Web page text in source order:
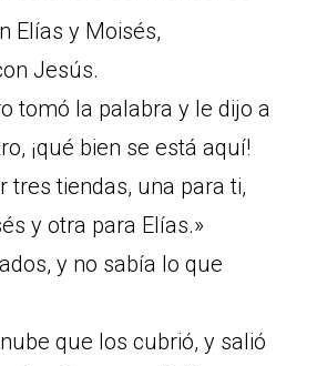
Elías y Moisés,
Jesús.
tomó la palabra y le dijo a
¡qué bien se está aquí!
tres tiendas, una para ti,
y otra para Elías.»
y no sabía lo que
que los cubrió, y salió